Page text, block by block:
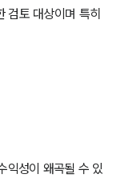
검토 대상이며 특히
익성이 왜곡될 수 있